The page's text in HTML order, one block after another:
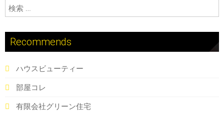
検索:
Recommends
ハウスビューティー
部屋コレ
有限会社グリーン住宅